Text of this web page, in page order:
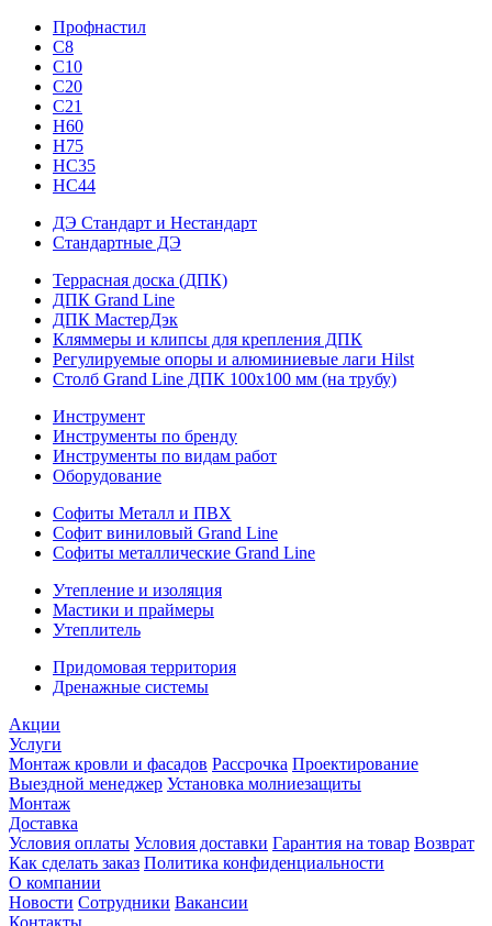
Профнастил
С8
С10
С20
С21
H60
H75
HС35
НС44
ДЭ Стандарт и Нестандарт
Стандартные ДЭ
Террасная доска (ДПК)
ДПК Grand Line
ДПК МастерДэк
Кляммеры и клипсы для крепления ДПК
Регулируемые опоры и алюминиевые лаги Hilst
Столб Grand Line ДПК 100х100 мм (на трубу)
Инструмент
Инструменты по бренду
Инструменты по видам работ
Оборудование
Софиты Металл и ПВХ
Софит виниловый Grand Line
Софиты металлические Grand Line
Утепление и изоляция
Мастики и праймеры
Утеплитель
Придомовая территория
Дренажные системы
Акции
Услуги
Монтаж кровли и фасадов Рассрочка Проектирование
Выездной менеджер Установка молниезащиты
Монтаж
Доставка
Условия оплаты Условия доставки Гарантия на товар Возврат
Как сделать заказ Политика конфиденциальности
О компании
Новости Сотрудники Вакансии
Контакты